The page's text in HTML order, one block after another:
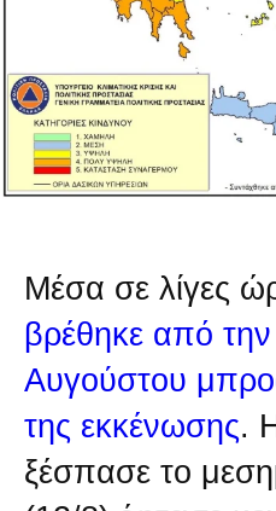
Μέσα σε λίγες
βρέθηκε από την
Αυγούστου
της εκκένωσης.
ξέσπασε το